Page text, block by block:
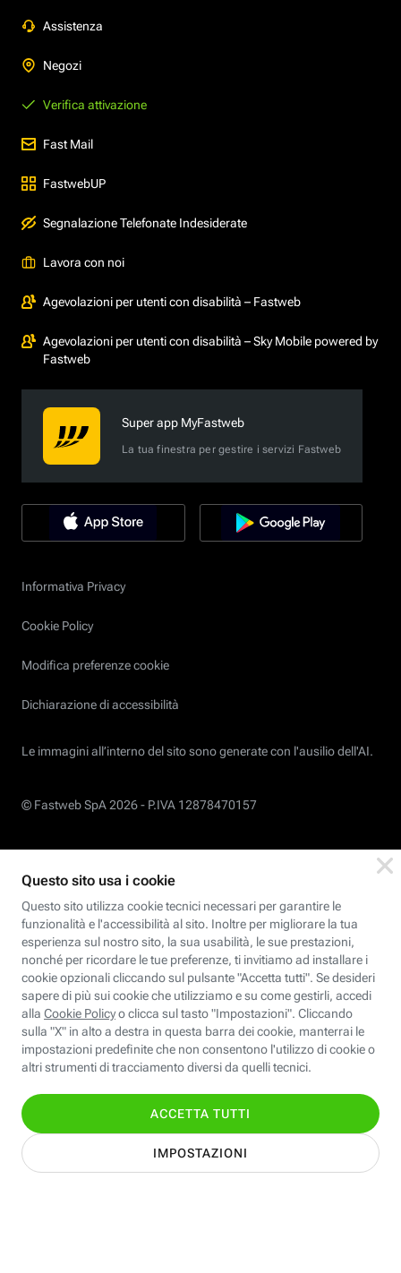
Assistenza
Negozi
Verifica attivazione
Fast Mail
FastwebUP
Segnalazione Telefonate Indesiderate
Lavora con noi
Agevolazioni per utenti con disabilità – Fastweb
Agevolazioni per utenti con disabilità – Sky Mobile powered by
Fastweb
Super app MyFastweb
La tua finestra per gestire i servizi Fastweb
Informativa Privacy
Cookie Policy
Modifica preferenze cookie
Dichiarazione di accessibilità
Le immagini all’interno del sito sono generate con l'ausilio dell'AI.
© Fastweb SpA 2026 - P.IVA 12878470157